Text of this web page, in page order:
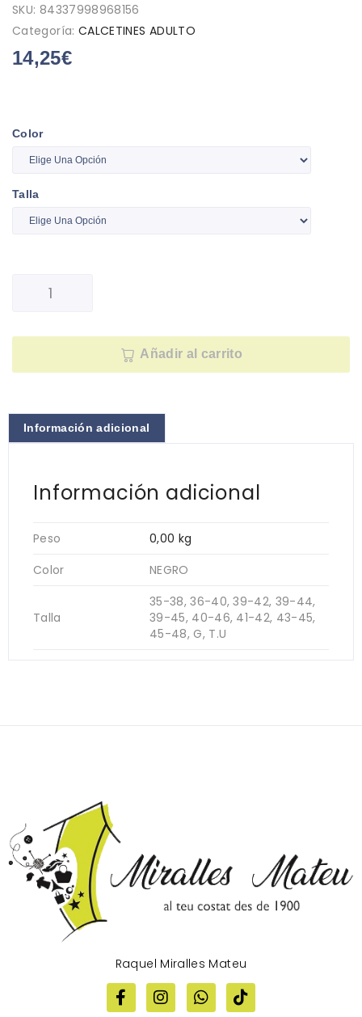
SKU: 84337998968156
Categoría: CALCETINES ADULTO
14,25€
Color
Talla
Añadir al carrito
Información adicional
Información adicional
Peso
0,00 kg
Color
NEGRO
Talla
35-38, 36-40, 39-42, 39-44,
39-45, 40-46, 41-42, 43-45,
45-48, G, T.U
Raquel Miralles Mateu